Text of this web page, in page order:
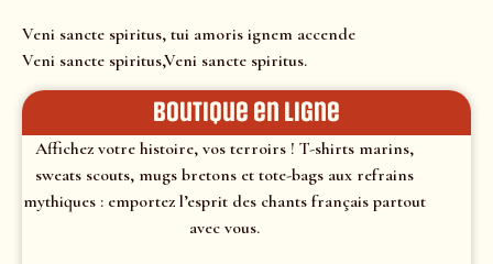
Veni sancte spiritus, tui amoris ignem accende
Veni sancte spiritus,Veni sancte spiritus.
Boutique en ligne
Affichez votre histoire, vos terroirs ! T-shirts marins,
sweats scouts, mugs bretons et tote-bags aux refrains
mythiques : emportez l’esprit des chants français partout
avec vous.